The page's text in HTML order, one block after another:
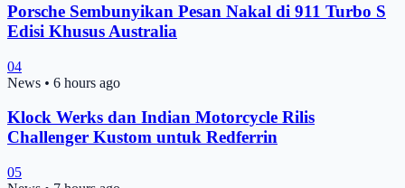
Porsche Sembunyikan Pesan Nakal di 911 Turbo S
Edisi Khusus Australia
04
News • 6 hours ago
Klock Werks dan Indian Motorcycle Rilis
Challenger Kustom untuk Redferrin
05